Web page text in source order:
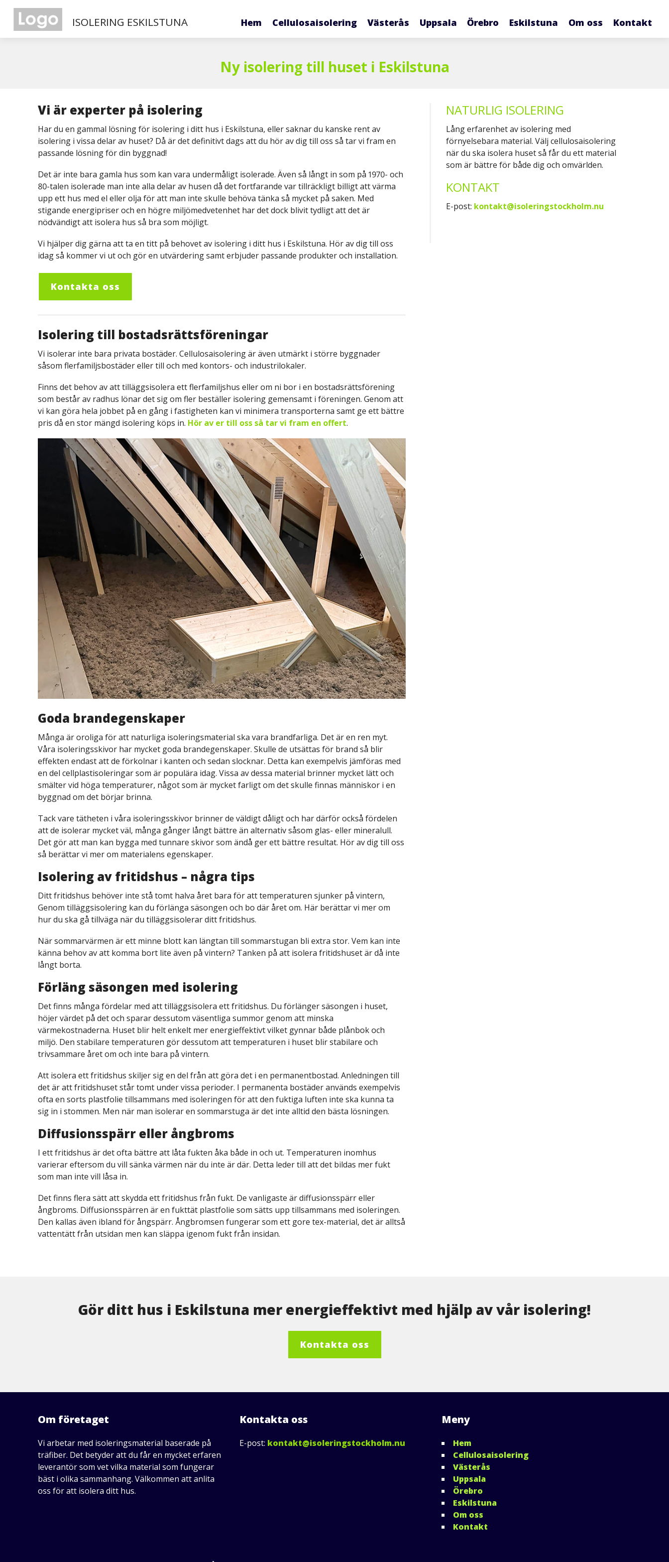
Hem Cellulosaisolering Västerås Uppsala Örebro Eskilstuna Om oss Kontakt
ISOLERING ESKILSTUNA
Ny isolering till huset i Eskilstuna
Vi är experter på isolering
Har du en gammal lösning för isolering i ditt hus i Eskilstuna, eller saknar du kanske rent av
isolering i vissa delar av huset? Då är det definitivt dags att du hör av dig till oss så tar vi fram en
passande lösning för din byggnad!
Det är inte bara gamla hus som kan vara undermåligt isolerade. Även så långt in som på 1970- och
80-talen isolerade man inte alla delar av husen då det fortfarande var tillräckligt billigt att värma
upp ett hus med el eller olja för att man inte skulle behöva tänka så mycket på saken. Med
stigande energipriser och en högre miljömedvetenhet har det dock blivit tydligt att det är
nödvändigt att isolera hus så bra som möjligt.
Vi hjälper dig gärna att ta en titt på behovet av isolering i ditt hus i Eskilstuna. Hör av dig till oss
idag så kommer vi ut och gör en utvärdering samt erbjuder passande produkter och installation.
Kontakta oss
Isolering till bostadsrättsföreningar
Vi isolerar inte bara privata bostäder. Cellulosaisolering är även utmärkt i större byggnader
såsom flerfamiljsbostäder eller till och med kontors- och industrilokaler.
Finns det behov av att tilläggsisolera ett flerfamiljshus eller om ni bor i en bostadsrättsförening
som består av radhus lönar det sig om fler beställer isolering gemensamt i föreningen. Genom att
vi kan göra hela jobbet på en gång i fastigheten kan vi minimera transporterna samt ge ett bättre
pris då en stor mängd isolering köps in. Hör av er till oss så tar vi fram en offert.
Goda brandegenskaper
Många är oroliga för att naturliga isoleringsmaterial ska vara brandfarliga. Det är en ren myt.
Våra isoleringsskivor har mycket goda brandegenskaper. Skulle de utsättas för brand så blir
effekten endast att de förkolnar i kanten och sedan slocknar. Detta kan exempelvis jämföras med
en del cellplastisoleringar som är populära idag. Vissa av dessa material brinner mycket lätt och
smälter vid höga temperaturer, något som är mycket farligt om det skulle finnas människor i en
byggnad om det börjar brinna.
Tack vare tätheten i våra isoleringsskivor brinner de väldigt dåligt och har därför också fördelen
att de isolerar mycket väl, många gånger långt bättre än alternativ såsom glas- eller mineralull.
Det gör att man kan bygga med tunnare skivor som ändå ger ett bättre resultat. Hör av dig till oss
så berättar vi mer om materialens egenskaper.
Isolering av fritidshus – några tips
Ditt fritidshus behöver inte stå tomt halva året bara för att temperaturen sjunker på vintern,
Genom tilläggsisolering kan du förlänga säsongen och bo där året om. Här berättar vi mer om
hur du ska gå tillväga när du tilläggsisolerar ditt fritidshus.
När sommarvärmen är ett minne blott kan längtan till sommarstugan bli extra stor. Vem kan inte
känna behov av att komma bort lite även på vintern? Tanken på att isolera fritidshuset är då inte
långt borta.
Förläng säsongen med isolering
Det finns många fördelar med att tilläggsisolera ett fritidshus. Du förlänger säsongen i huset,
höjer värdet på det och sparar dessutom väsentliga summor genom att minska
värmekostnaderna. Huset blir helt enkelt mer energieffektivt vilket gynnar både plånbok och
miljö. Den stabilare temperaturen gör dessutom att temperaturen i huset blir stabilare och
trivsammare året om och inte bara på vintern.
Att isolera ett fritidshus skiljer sig en del från att göra det i en permanentbostad. Anledningen till
det är att fritidshuset står tomt under vissa perioder. I permanenta bostäder används exempelvis
ofta en sorts plastfolie tillsammans med isoleringen för att den fuktiga luften inte ska kunna ta
sig in i stommen. Men när man isolerar en sommarstuga är det inte alltid den bästa lösningen.
Diffusionsspärr eller ångbroms
I ett fritidshus är det ofta bättre att låta fukten åka både in och ut. Temperaturen inomhus
varierar eftersom du vill sänka värmen när du inte är där. Detta leder till att det bildas mer fukt
som man inte vill låsa in.
Det finns flera sätt att skydda ett fritidshus från fukt. De vanligaste är diffusionsspärr eller
ångbroms. Diffusionsspärren är en fukttät plastfolie som sätts upp tillsammans med isoleringen.
Den kallas även ibland för ångspärr. Ångbromsen fungerar som ett gore tex-material, det är alltså
vattentätt från utsidan men kan släppa igenom fukt från insidan.
NATURLIG ISOLERING
Lång erfarenhet av isolering med
förnyelsebara material. Välj cellulosaisolering
när du ska isolera huset så får du ett material
som är bättre för både dig och omvärlden.
KONTAKT
E-post: kontakt@isoleringstockholm.nu
Gör ditt hus i Eskilstuna mer energieffektivt med hjälp av vår isolering!
Kontakta oss
Om företaget
Vi arbetar med isoleringsmaterial baserade på
träfiber. Det betyder att du får en mycket erfaren
leverantör som vet vilka material som fungerar
bäst i olika sammanhang. Välkommen att anlita
oss för att isolera ditt hus.
Kontakta oss
E-post: kontakt@isoleringstockholm.nu
Meny
Hem
Cellulosaisolering
Västerås
Uppsala
Örebro
Eskilstuna
Om oss
Kontakt